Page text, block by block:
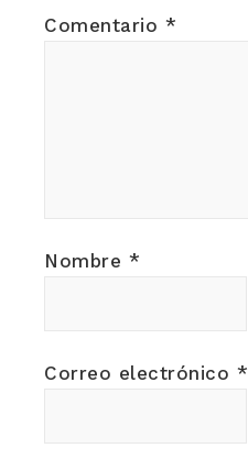
Comentario *
Nombre *
Correo electrónico *